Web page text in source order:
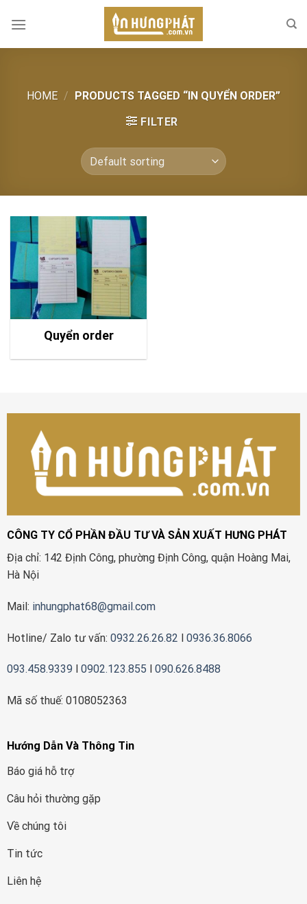
HOME / PRODUCTS TAGGED “IN QUYỂN ORDER”
FILTER
Quyển order
CÔNG TY CỔ PHẦN ĐẦU TƯ VÀ SẢN XUẤT HƯNG PHÁT
Địa chỉ: 142 Định Công, phường Định Công, quận Hoàng Mai,
Hà Nội
Mail: inhungphat68@gmail.com
Hotline/ Zalo tư vấn: 0932.26.26.82 l 0936.36.8066
093.458.9339 0902.123.855 090.626.8488
Mã số thuế: 0108052363
Hướng Dẫn Và Thông Tin
Báo giá hỗ trợ
Câu hỏi thường gặp
Về chúng tôi
Tin tức
Liên hệ